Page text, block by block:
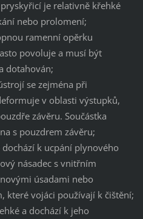
je relativně křehké
nebo prolomení;
ramenní opěrku
povoluje a musí být
dotahován;
se zejména při
v oblasti výstupků,
závěru. Součástka
s pouzdrem závěru;
k ucpání plynového
násadec s vnitřním
úsadami nebo
které vojáci používají k čištění;
a dochází k jeho